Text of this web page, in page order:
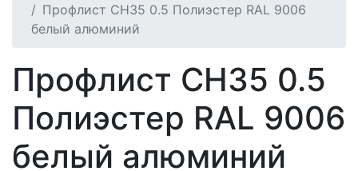
Профлист СН35 0.5 Полиэстер RAL 9006
белый алюминий
Профлист СН35 0.5
Полиэстер RAL 9006
белый алюминий